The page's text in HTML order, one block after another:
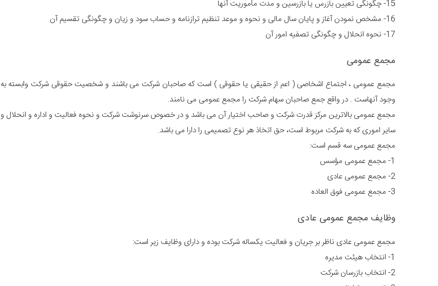
15- چگونگی تعیین بازرس یا بازرسین و مدت مأموریت آنها
16- مشخص نمودن آغاز و پایان سال مالی و نحوه و موعد تنظیم ترازنامه و حساب سود و زیان و چگونگی تقسیم آن
17- نحوه انحلال و چگونگی تصفیه امور آن
مجمع عمومی
مجمع عمومی ، اجتماع اشخاصی ( اعم از حقیقی یا حقوقی ) است که صاحبان شرکت می باشند و شخصیت حقوقی شرکت وابسته به
وجود آنهاست . در واقع جمع صاحبان سهام شرکت را مجمع عمومی می نامند.
مجمع عمومی بالاترین مرکز قدرت شرکت و صاحب اختیار آن می باشد و در خصوص سرنوشت شرکت و نحوه فعالیت و اداره و انحلال و
سایر اموری که به شرکت مربوط است، حق اتخاذ هر نوع تصمیمی را دارا می باشد.
مجمع عمومی سه قسم است:
1- مجمع عمومی مؤسس
2- مجمع عمومی عادی
3- مجمع عمومی فوق العاده
وظایف مجمع عمومی عادی
مجمع عمومی عادی ناظر بر جریان و فعالیت یکساله شرکت بوده و دارای وظایف زیر است:
1- انتخاب هیئت مدیره
2- انتخاب بازرسان شرکت